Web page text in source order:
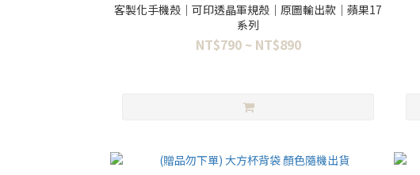
客製化手機殼｜可印透晶軍規殼｜原圖輸出款｜蘋果17
系列
NT$790 ~ NT$890